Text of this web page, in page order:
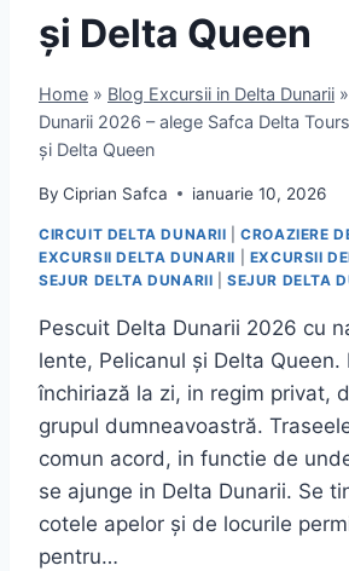
și Delta Queen
Home » Blog Excursii in Delta Dunarii »
Dunarii 2026 – alege Safca Delta
și Delta Queen
By Ciprian Safca ianuarie 10, 2026
CIRCUIT DELTA DUNARII |CROAZIERE
EXCURSII DELTA DUNARII
EXCURSII
SEJUR DELTA DUNARII |SEJUR DELTA
Pescuit Delta Dunarii 2026 cu
lente, Pelicanul și Delta Queen.
închiriază la zi, in regim privat,
grupul dumneavoastră.
comun acord, in functie de
se ajunge in Delta Dunarii. Se
cotele apelor și de locurile
pentru…